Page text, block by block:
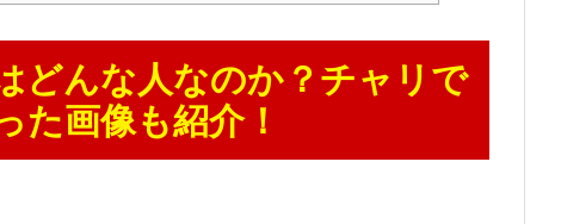
どんな人なのか？チャリで
た画像も紹介！